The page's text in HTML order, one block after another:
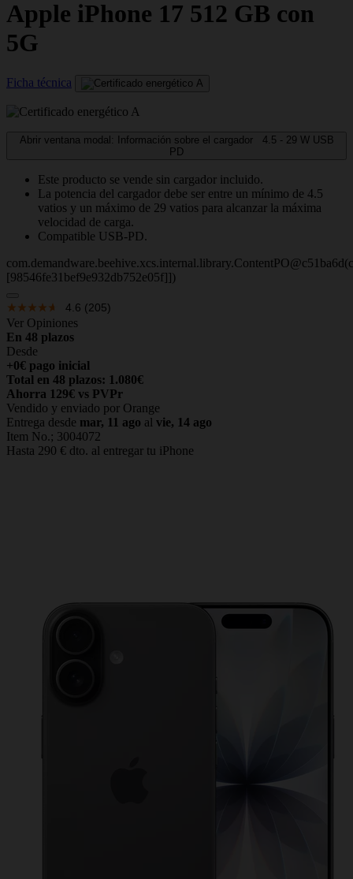
Apple iPhone 17 512 GB con
5G
Ficha técnica
Abrir ventana modal: Información sobre el cargador 4.5 - 29 W USB
PD
Este producto se vende sin cargador incluido.
La potencia del cargador debe ser entre un mínimo de 4.5
vatios y un máximo de 29 vatios para alcanzar la máxima
velocidad de carga.
Compatible USB-PD.
[98546fe31bef9e932db752e05f]])
4.6 (205)
Ver Opiniones
En 48 plazos
Desde
+0€ pago inicial
Total en 48 plazos: 1.080€
Ahorra 129€ vs PVPr
Vendido y enviado por Orange
Entrega desde mar, 11 ago al vie, 14 ago
Item No.; 3004072
Hasta 290 € dto. al entregar tu iPhone